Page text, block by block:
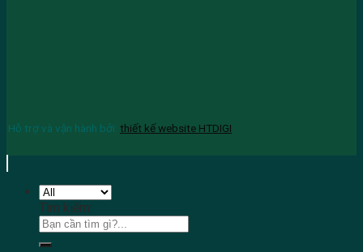
Hỗ trợ và vận hành bởi: thiết kế website HTDIGI
Tìm kiếm: